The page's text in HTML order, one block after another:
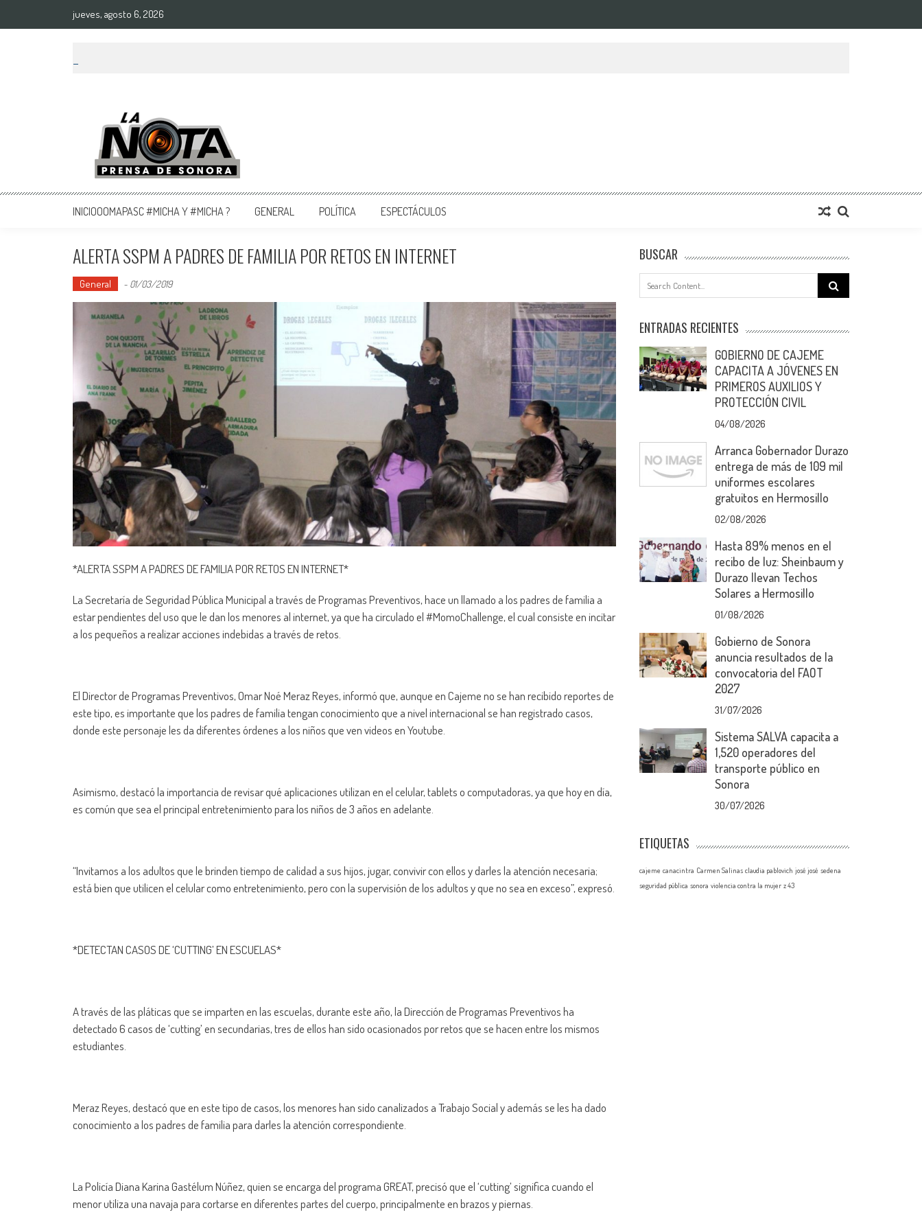
jueves, agosto 6, 2026
La Nota Prensa De Sonora
Noticias del día
INICIOOOMAPASC #MICHA Y #MICHA ? GENERAL POLÍTICA ESPECTÁCULOS
ALERTA SSPM A PADRES DE FAMILIA POR RETOS EN INTERNET
General - 01/03/2019
*ALERTA SSPM A PADRES DE FAMILIA POR RETOS EN INTERNET*
La Secretaría de Seguridad Pública Municipal a través de Programas Preventivos, hace un llamado a los padres de familia a
estar pendientes del uso que le dan los menores al internet, ya que ha circulado el #MomoChallenge, el cual consiste en incitar
a los pequeños a realizar acciones indebidas a través de retos.
El Director de Programas Preventivos, Omar Noé Meraz Reyes, informó que, aunque en Cajeme no se han recibido reportes de
este tipo, es importante que los padres de familia tengan conocimiento que a nivel internacional se han registrado casos,
donde este personaje les da diferentes órdenes a los niños que ven videos en Youtube.
Asimismo, destacó la importancia de revisar qué aplicaciones utilizan en el celular, tablets o computadoras, ya que hoy en día,
es común que sea el principal entretenimiento para los niños de 3 años en adelante.
“Invitamos a los adultos que le brinden tiempo de calidad a sus hijos, jugar, convivir con ellos y darles la atención necesaria;
está bien que utilicen el celular como entretenimiento, pero con la supervisión de los adultos y que no sea en exceso”, expresó.
*DETECTAN CASOS DE ‘CUTTING’ EN ESCUELAS*
A través de las pláticas que se imparten en las escuelas, durante este año, la Dirección de Programas Preventivos ha
detectado 6 casos de ‘cutting’ en secundarias, tres de ellos han sido ocasionados por retos que se hacen entre los mismos
estudiantes.
Meraz Reyes, destacó que en este tipo de casos, los menores han sido canalizados a Trabajo Social y además se les ha dado
conocimiento a los padres de familia para darles la atención correspondiente.
La Policía Diana Karina Gastélum Núñez, quien se encarga del programa GREAT, precisó que el ‘cutting’ significa cuando el
menor utiliza una navaja para cortarse en diferentes partes del cuerpo, principalmente en brazos y piernas.
BUSCAR
Search
for:
ENTRADAS RECIENTES
GOBIERNO DE CAJEME
CAPACITA A JÓVENES EN
PRIMEROS AUXILIOS Y
PROTECCIÓN CIVIL
04/08/2026
Arranca Gobernador Durazo
entrega de más de 109 mil
uniformes escolares
gratuitos en Hermosillo
02/08/2026
Hasta 89% menos en el
recibo de luz: Sheinbaum y
Durazo llevan Techos
Solares a Hermosillo
01/08/2026
Gobierno de Sonora
anuncia resultados de la
convocatoria del FAOT
2027
31/07/2026
Sistema SALVA capacita a
1,520 operadores del
transporte público en
Sonora
30/07/2026
ETIQUETAS
cajeme canacintra Carmen Salinas claudia pablovich josé josé sedena
seguridad pública sonora violencia contra la mujer z 43